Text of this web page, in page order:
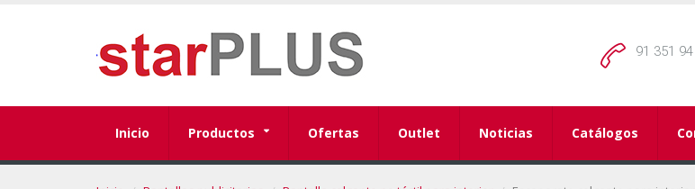
91 351
Inicio Productos Ofertas Outlet Noticias Catálogos